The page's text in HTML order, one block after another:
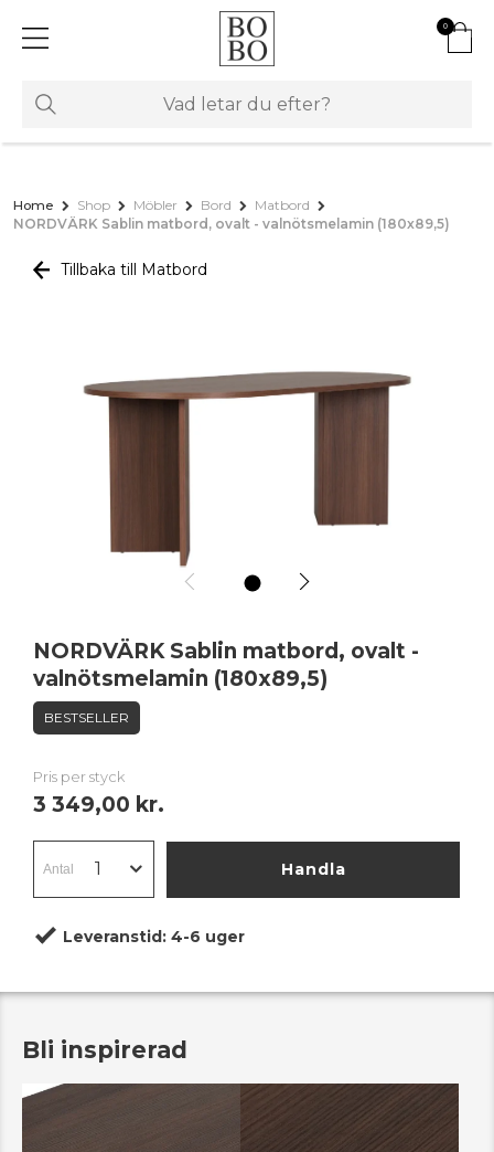
0
Home Shop Möbler Bord
Matbord
NORDVÄRK Sablin matbord, ovalt - valnötsmelamin (180x89,5)
Tillbaka till Matbord
NORDVÄRK Sablin matbord, ovalt -
valnötsmelamin (180x89,5)
BESTSELLER
Pris per styck
3 349,00 kr.
Handla
Leveranstid: 4-6 uger
Bli inspirerad